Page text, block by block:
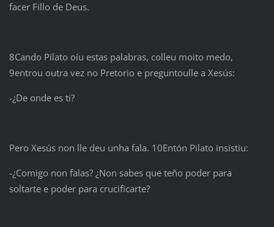
facer Fillo de Deus.
8Cando Pilato oíu estas palabras, colleu moito medo,
9entrou outra vez no Pretorio e preguntoulle a Xesús:
-¿De onde es ti?
Pero Xesús non lle deu unha fala. 10Entón Pilato insistiu:
-¿Comigo non falas? ¿Non sabes que teño poder para
soltarte e poder para crucificarte?